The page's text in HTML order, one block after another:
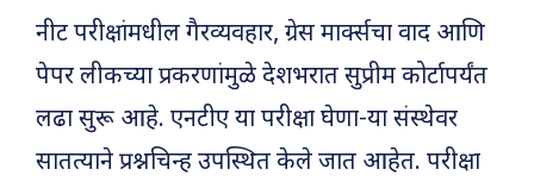
नीट परीक्षांमधील गैरव्यवहार, ग्रेस मार्क्सचा वाद आणि
पेपर लीकच्या प्रकरणांमुळे देशभरात सुप्रीम कोर्टापर्यंत
लढा सुरू आहे. एनटीए या परीक्षा घेणा-या संस्थेवर
सातत्याने प्रश्नचिन्ह उपस्थित केले जात आहेत. परीक्षा